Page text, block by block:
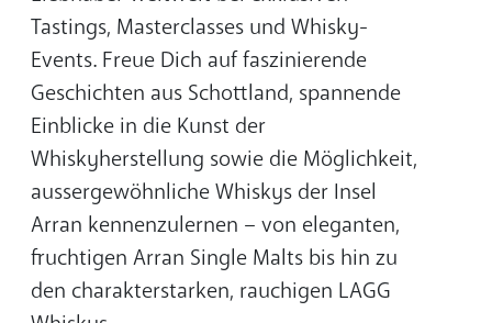
Tastings, Masterclasses und Whisky-
Events. Freue Dich auf faszinierende
Geschichten aus Schottland, spannende
Einblicke in die Kunst der
Whiskyherstellung sowie die Möglichkeit,
aussergewöhnliche Whiskys der Insel
Arran kennenzulernen – von eleganten,
fruchtigen Arran Single Malts bis hin zu
den charakterstarken, rauchigen LAGG
Whiskys.